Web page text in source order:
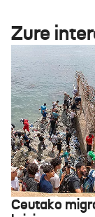
Zure
Ceutako